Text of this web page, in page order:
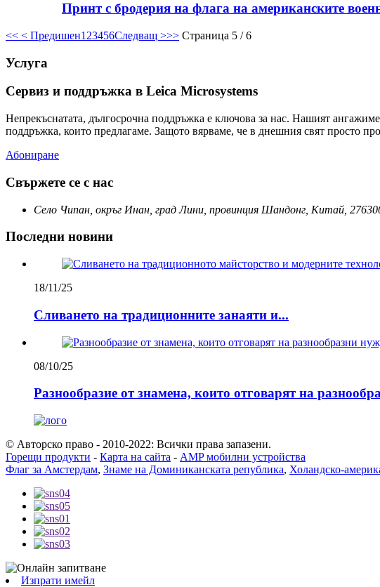
Принт с бродерия на флага на американските
<< < Предишен1 23456Следващ >>> Страница 5 / 6
Услуга
Сервиз и поддръжка в Leica Microsystems
Непрекъснатата, дългосрочна поддръжка е ключова за нас. Нашият
поддръжка, които предлагаме. Защото вярваме, че в днешния свят просто
Абониране
Свържете се с нас
Село Чипан, окръг Инан, град Лини, провинция Шандонг, Китай,
Последни новини
18/11/25
Сливането на традиционните занаяти и...
08/10/25
Разнообразие от знамена, които отговарят на
© Авторско право - 2010-2022: Всички права запазени.
Горещи продукти - Карта на сайта - AMP мобилни устройства
Флаг за Амстердам, Знаме на Доминиканската република, Холандско-
Изпрати имейл